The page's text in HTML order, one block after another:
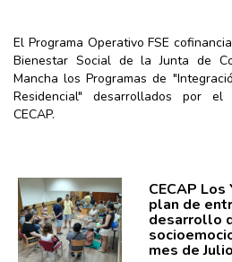
El Programa Operativo FSE
Bienestar Social de la Junta de
Mancha los Programas de
Residencial" desarrollados por el
CECAP.
CECAP
plan de
desarrollo
mes de Julio